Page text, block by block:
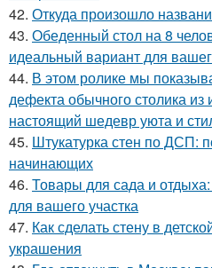
42. Откуда произошло
43. Обеденный стол на 8
идеальный вариант для
44. В этом ролике мы
дефекта обычного столика из
настоящий шедевр уюта и
45. Штукатурка стен по ДСП:
начинающих
46. Товары для сада и
для вашего участка
47. Как сделать стену в
украшения